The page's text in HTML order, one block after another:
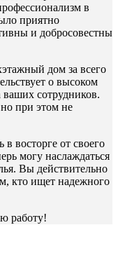
в
приятно
и добросовестны
дом за всего
о высоком
ваших сотрудников.
при этом не
в восторге от своего
могу наслаждаться
Вы действительно
кто ищет надежного
работу!